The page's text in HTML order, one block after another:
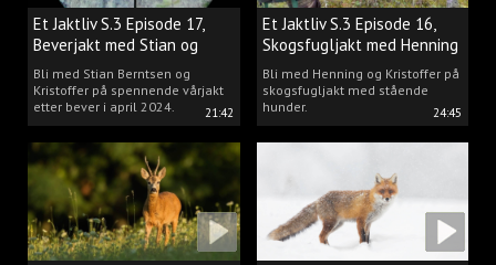
21:42
Et Jaktliv S.3 Episode 17,
Beverjakt med Stian og
Kristoffer
Bli med Stian Berntsen og
Kristoffer på spennende vårjakt
etter bever i april 2024.
24:45
Et Jaktliv S.3 Episode 16,
Skogsfugljakt med Henning
Mathisen
Bli med Henning og Kristoffer på
skogsfugljakt med stående
hunder.